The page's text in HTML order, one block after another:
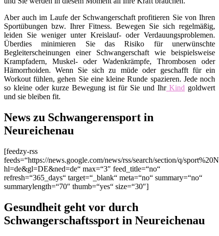
Aber auch im Laufe der Schwangerschaft profitieren Sie von Ihren
Sportübungen bzw. Ihrer Fitness. Bewegen Sie sich regelmäßig,
leiden Sie weniger unter Kreislauf- oder Verdauungsproblemen.
Überdies minimieren Sie das Risiko für unerwünschte
Begleiterscheinungen einer Schwangerschaft wie beispielsweise
Krampfadern, Muskel- oder Wadenkrämpfe, Thrombosen oder
Hämorrhoiden. Wenn Sie sich zu müde oder geschafft für ein
Workout fühlen, gehen Sie eine kleine Runde spazieren. Jede noch
so kleine oder kurze Bewegung ist für Sie und IhrKind goldwert
und sie bleiben fit.
News zu Schwangerensport in
Neureichenau
[feedzy-rss
feeds=“https://news.google.com/news/rss/search/section/q/
hl=de&gl=DE&ned=de“ max=“3″ feed_title=“no“
refresh=“365_days“ target=“_blank“ meta=“no“ summary=“no“
summarylength=“70″ thumb=“yes“ size=“30″]
Gesundheit geht vor durch
Schwangerschaftssport in Neureichenau